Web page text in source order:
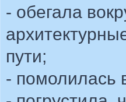
- обегала
пути;
- помолилась